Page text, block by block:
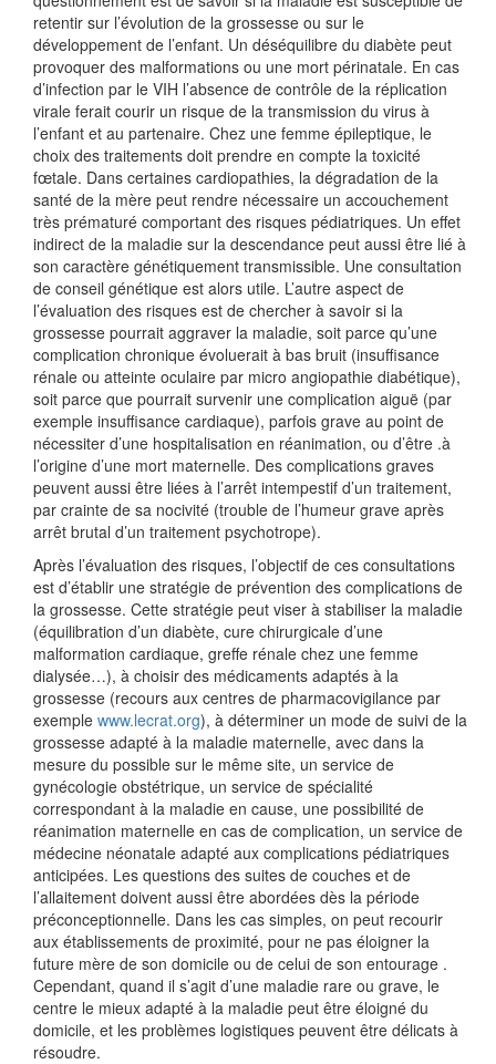
retentir sur l’évolution de la grossesse ou sur le
développement de l’enfant. Un déséquilibre du diabète peut
provoquer des malformations ou une mort périnatale. En cas
d’infection par le VIH l’absence de contrôle de la réplication
virale ferait courir un risque de la transmission du virus à
l’enfant et au partenaire. Chez une femme épileptique, le
choix des traitements doit prendre en compte la toxicité
fœtale. Dans certaines cardiopathies, la dégradation de la
santé de la mère peut rendre nécessaire un accouchement
très prématuré comportant des risques pédiatriques. Un effet
indirect de la maladie sur la descendance peut aussi être lié à
son caractère génétiquement transmissible. Une consultation
de conseil génétique est alors utile. L’autre aspect de
l’évaluation des risques est de chercher à savoir si la
grossesse pourrait aggraver la maladie, soit parce qu’une
complication chronique évoluerait à bas bruit (insuffisance
rénale ou atteinte oculaire par micro angiopathie diabétique),
soit parce que pourrait survenir une complication aiguë (par
exemple insuffisance cardiaque), parfois grave au point de
nécessiter d’une hospitalisation en réanimation, ou d’être .à
l’origine d’une mort maternelle. Des complications graves
peuvent aussi être liées à l’arrêt intempestif d’un traitement,
par crainte de sa nocivité (trouble de l’humeur grave après
arrêt brutal d’un traitement psychotrope).
Après l’évaluation des risques, l’objectif de ces consultations
est d’établir une stratégie de prévention des complications de
la grossesse. Cette stratégie peut viser à stabiliser la maladie
(équilibration d’un diabète, cure chirurgicale d’une
malformation cardiaque, greffe rénale chez une femme
dialysée…), à choisir des médicaments adaptés à la
grossesse (recours aux centres de pharmacovigilance par
exemple www.lecrat.org), à déterminer un mode de suivi de la
grossesse adapté à la maladie maternelle, avec dans la
mesure du possible sur le même site, un service de
gynécologie obstétrique, un service de spécialité
correspondant à la maladie en cause, une possibilité de
réanimation maternelle en cas de complication, un service de
médecine néonatale adapté aux complications pédiatriques
anticipées. Les questions des suites de couches et de
l’allaitement doivent aussi être abordées dès la période
préconceptionnelle. Dans les cas simples, on peut recourir
aux établissements de proximité, pour ne pas éloigner la
future mère de son domicile ou de celui de son entourage .
Cependant, quand il s’agit d’une maladie rare ou grave, le
centre le mieux adapté à la maladie peut être éloigné du
domicile, et les problèmes logistiques peuvent être délicats à
résoudre.